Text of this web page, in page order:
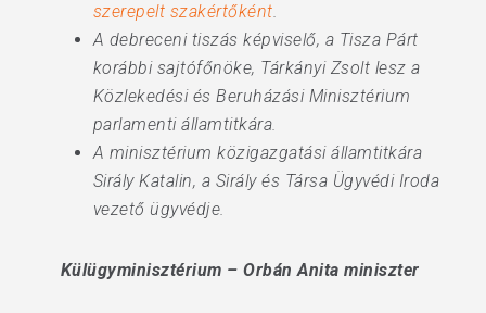
szerepelt szakértőként.
A debreceni tiszás képviselő, a Tisza Párt
korábbi sajtófőnöke, Tárkányi Zsolt lesz a
Közlekedési és Beruházási Minisztérium
parlamenti államtitkára.
A minisztérium közigazgatási államtitkára
Sirály Katalin, a Sirály és Társa Ügyvédi Iroda
vezető ügyvédje.
Külügyminisztérium – Orbán Anita miniszter